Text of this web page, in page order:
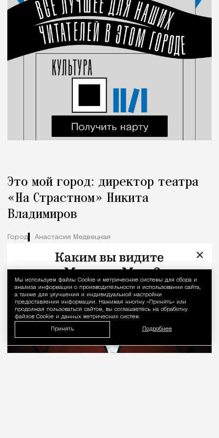
Уведомление
Мы используем файлы Сookie и метрические системы для сбора и
анализа информации о производительности и использовании сайта,
а также для улучшения и индивидуальной настройки
предоставления информации. Нажимая кнопку «Принять» или
продолжая пользоваться сайтом, вы соглашаетесь на обработку
файлов Cookie и данных метрических систем.
Принять Подробнее
Это мой город: директор театра
«На Страстном» Никита
Владимиров
Город Анастасия Медвецкая
×